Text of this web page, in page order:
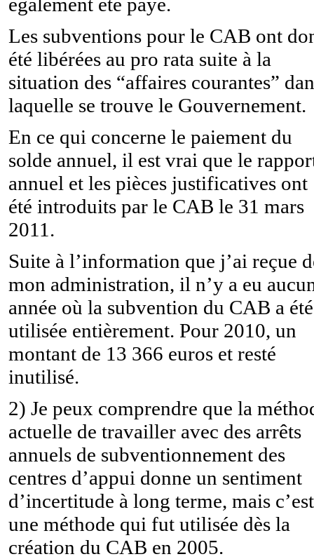
Les subventions pour le CAB ont
été libérées au pro rata suite à la
situation des “affaires courantes”
laquelle se trouve le Gouvernement.
En ce qui concerne le paiement du
solde annuel, il est vrai que le
annuel et les pièces justificatives ont
été introduits par le CAB le 31 mars
2011.
Suite à l’information que j’ai reçue
mon administration, il n’y a eu
année où la subvention du CAB a été
utilisée entièrement. Pour 2010, un
montant de 13 366 euros et resté
inutilisé.
2) Je peux comprendre que la
actuelle de travailler avec des arrêts
annuels de subventionnement des
centres d’appui donne un sentiment
d’incertitude à long terme, mais c’est
une méthode qui fut utilisée dès la
création du CAB en 2005.